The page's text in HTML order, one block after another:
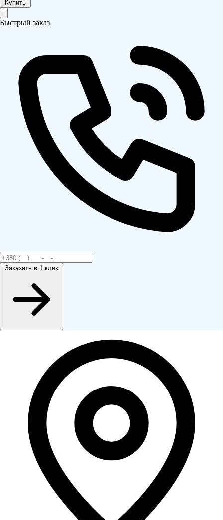
Купить
Быстрый заказ
Заказать в 1 клик